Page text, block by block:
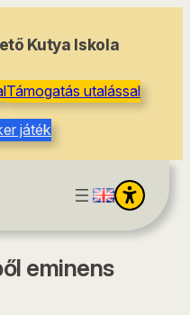
Kutya Iskola
Támogatás utalással
játék
eminens